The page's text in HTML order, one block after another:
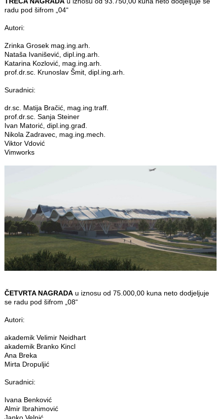
radu pod šifrom „04“
Autori:
Zrinka Grosek mag.ing.arh.
Nataša Ivanišević, dipl.ing.arh.
Katarina Kozlović, mag.ing.arh.
prof.dr.sc. Krunoslav Šmit, dipl.ing.arh.
Suradnici:
dr.sc. Matija Bračić, mag.ing.traff.
prof.dr.sc. Sanja Steiner
Ivan Matorić, dipl.ing.građ.
Nikola Zadravec, mag.ing.mech.
Viktor Vdović
Vimworks
ČETVRTA NAGRADAu iznosu od 75.000,00 kuna neto dodjeljuje
se radu pod šifrom „08“
Autori:
akademik Velimir Neidhart
akademik Branko Kincl
Ana Breka
Mirta Dropuljić
Suradnici:
Ivana Benković
Almir Ibrahimović
Janko Velnić